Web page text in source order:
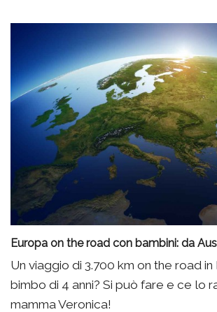
Europa on the road con bambini: da
Un viaggio di 3.700 km on the road
bimbo di 4 anni? Si può fare e ce lo
mamma Veronica!